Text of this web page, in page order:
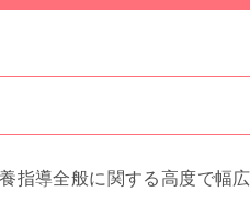
指導全般に関する高度で幅